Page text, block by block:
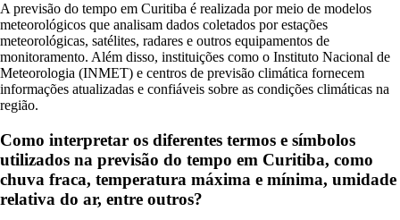
A previsão do tempo em Curitiba é realizada por meio de modelos
meteorológicos que analisam dados coletados por estações
meteorológicas, satélites, radares e outros equipamentos de
monitoramento. Além disso, instituições como o Instituto Nacional de
Meteorologia (INMET) e centros de previsão climática fornecem
informações atualizadas e confiáveis sobre as condições climáticas na
região.
Como interpretar os diferentes termos e símbolos
utilizados na previsão do tempo em Curitiba, como
chuva fraca, temperatura máxima e mínima, umidade
relativa do ar, entre outros?